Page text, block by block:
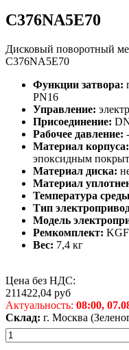
C376NA5E70
Дисковый поворотный
C376NA5E70
Функции затвора:
PN16
Управление:
Присоединение:
Рабочее давление:
Материал корпуса:
эпоксидным
Материал диска:
Материал
Температура
Тип
Модель
Ремкомплект:
Вес: 7,4 кг
Цена без НДС:
211422,04 руб
Актуальность: 08:00,
Склад: г. Москва